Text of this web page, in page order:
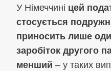
У Німеччині цей
стосується
приносить лише
заробіток другого
менший – у таких